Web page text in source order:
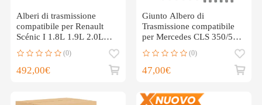
Alberi di trasmissione
compatibile per Renault
Scénic I 1.8L 1.9L 2.0L
(0)
492,00€
Giunto Albero di
Trasmissione compatibile
per Mercedes CLS 350/500
2034110015
(0)
47,00€